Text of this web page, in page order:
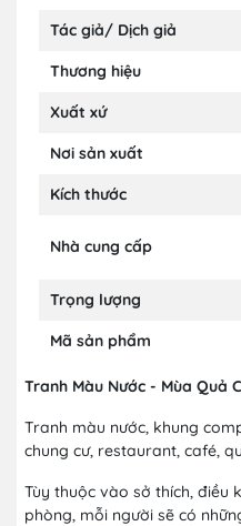
Tác giả/ Dịch giả
Thương hiệu
Xuất xứ
Nơi sản xuất
Kích thước
Nhà cung cấp
Trọng lượng
Mã sản phẩm
Tranh Màu Nước - Mùa Quả
Tranh màu nước, khung
chung cư, restaurant, café,
Tùy thuộc vào sở thích, điều
phòng, mỗi người sẽ có